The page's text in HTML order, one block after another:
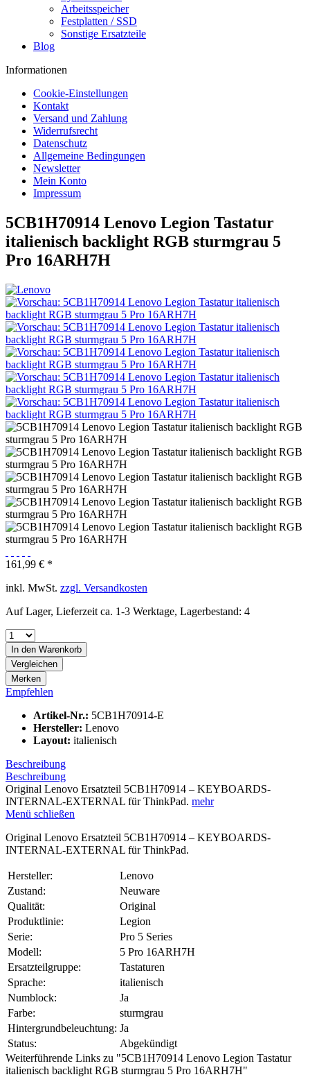
Arbeitsspeicher
Festplatten / SSD
Sonstige Ersatzteile
Blog
Informationen
Cookie-Einstellungen
Kontakt
Versand und Zahlung
Widerrufsrecht
Datenschutz
Allgemeine Bedingungen
Newsletter
Mein Konto
Impressum
5CB1H70914 Lenovo Legion Tastatur
italienisch backlight RGB sturmgrau 5
Pro 16ARH7H
161,99 € *
inkl. MwSt. zzgl. Versandkosten
Auf Lager, Lieferzeit ca. 1-3 Werktage, Lagerbestand: 4
In den Warenkorb
Vergleichen
Merken
Empfehlen
Artikel-Nr.: 5CB1H70914-E
Hersteller: Lenovo
Layout: italienisch
Beschreibung
Beschreibung
Original Lenovo Ersatzteil 5CB1H70914 – KEYBOARDS-
INTERNAL-EXTERNAL für ThinkPad. mehr
Menü schließen
Original Lenovo Ersatzteil 5CB1H70914 – KEYBOARDS-
INTERNAL-EXTERNAL für ThinkPad.
Hersteller:
Lenovo
Zustand:
Neuware
Qualität:
Original
Produktlinie:
Legion
Serie:
Pro 5 Series
Modell:
5 Pro 16ARH7H
Ersatzteilgruppe:
Tastaturen
Sprache:
italienisch
Numblock:
Ja
Farbe:
sturmgrau
Hintergrundbeleuchtung: Ja
Status:
Abgekündigt
Weiterführende Links zu "5CB1H70914 Lenovo Legion Tastatur
italienisch backlight RGB sturmgrau 5 Pro 16ARH7H"